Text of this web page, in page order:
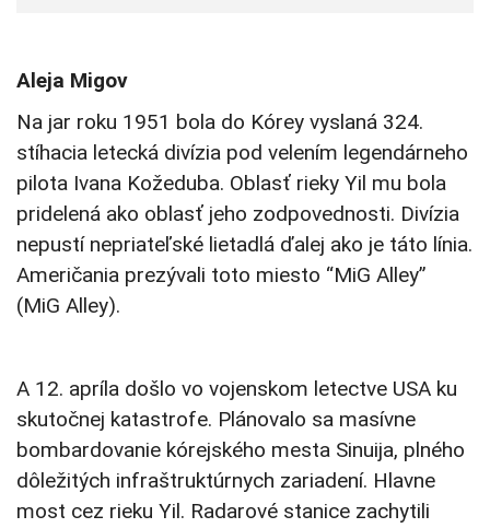
Aleja Migov
Na jar roku 1951 bola do Kórey vyslaná 324.
stíhacia letecká divízia pod velením legendárneho
pilota Ivana Kožeduba. Oblasť rieky Yil mu bola
pridelená ako oblasť jeho zodpovednosti. Divízia
nepustí nepriateľské lietadlá ďalej ako je táto línia.
Američania prezývali toto miesto “MiG Alley”
(MiG Alley).
A 12. apríla došlo vo vojenskom letectve USA ku
skutočnej katastrofe. Plánovalo sa masívne
bombardovanie kórejského mesta Sinuija, plného
dôležitých infraštruktúrnych zariadení. Hlavne
most cez rieku Yil. Radarové stanice zachytili